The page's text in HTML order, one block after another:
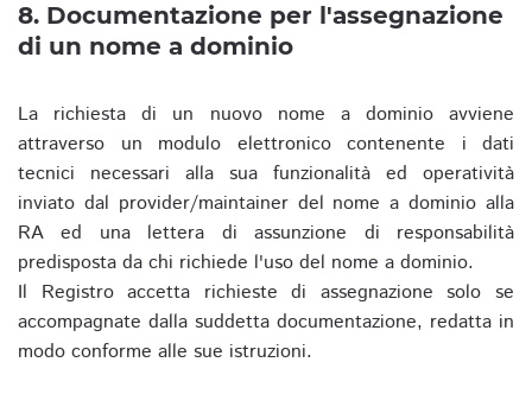
8. Documentazione per l'assegnazione
di un nome a dominio
La richiesta di un nuovo nome a dominio avviene
attraverso un modulo elettronico contenente i dati
tecnici necessari alla sua funzionalità ed operatività
inviato dal provider/maintainer del nome a dominio alla
RA ed una lettera di assunzione di responsabilità
predisposta da chi richiede l'uso del nome a dominio.
Il Registro accetta richieste di assegnazione solo se
accompagnate dalla suddetta documentazione, redatta in
modo conforme alle sue istruzioni.